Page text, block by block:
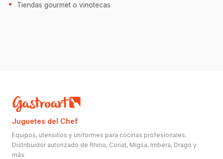
Tiendas gourmet o vinotecas
Juguetes del Chef
Equipos, utensilios y uniformes para cocinas profesionales.
Distribuidor autorizado de Rhino, Coriat, Migsa, Imbera, Drago y
más.